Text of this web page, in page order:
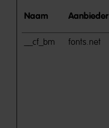
Naam Aanbieder
__cf_bm fonts.net